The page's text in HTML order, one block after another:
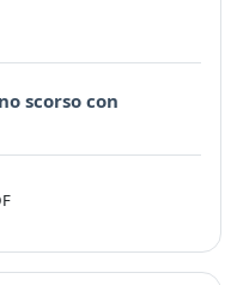
scorso con